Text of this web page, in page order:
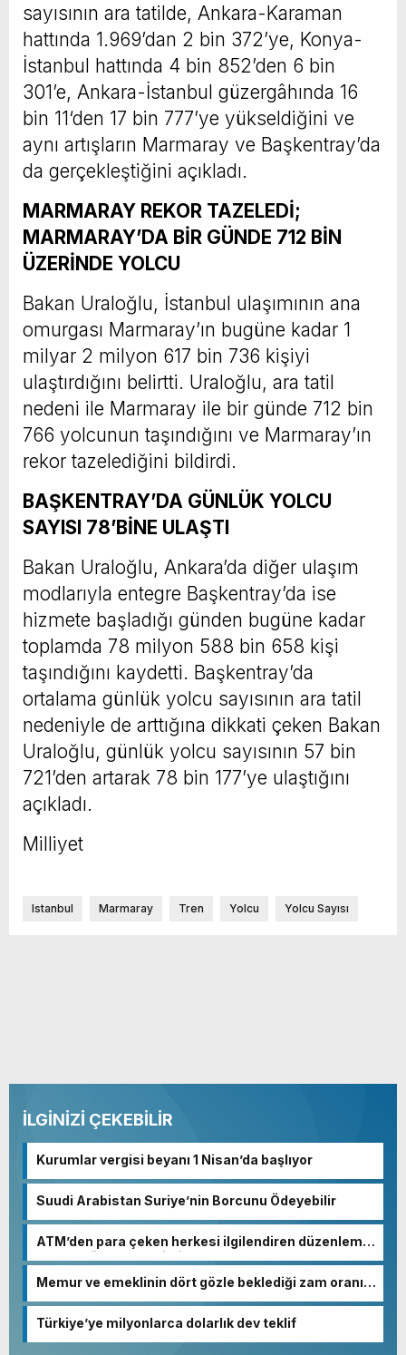
sayısının ara tatilde, Ankara-Karaman
hattında 1.969’dan 2 bin 372’ye, Konya-
İstanbul hattında 4 bin 852’den 6 bin
301’e, Ankara-İstanbul güzergâhında 16
bin 11‘den 17 bin 777’ye yükseldiğini ve
aynı artışların Marmaray ve Başkentray’da
da gerçekleştiğini açıkladı.
MARMARAY REKOR TAZELEDİ;
MARMARAY’DA BİR GÜNDE 712 BİN
ÜZERİNDE YOLCU
Bakan Uraloğlu, İstanbul ulaşımının ana
omurgası Marmaray’ın bugüne kadar 1
milyar 2 milyon 617 bin 736 kişiyi
ulaştırdığını belirtti. Uraloğlu, ara tatil
nedeni ile Marmaray ile bir günde 712 bin
766 yolcunun taşındığını ve Marmaray’ın
rekor tazelediğini bildirdi.
BAŞKENTRAY’DA GÜNLÜK YOLCU
SAYISI 78’BİNE ULAŞTI
Bakan Uraloğlu, Ankara’da diğer ulaşım
modlarıyla entegre Başkentray’da ise
hizmete başladığı günden bugüne kadar
toplamda 78 milyon 588 bin 658 kişi
taşındığını kaydetti. Başkentray’da
ortalama günlük yolcu sayısının ara tatil
nedeniyle de arttığına dikkati çeken Bakan
Uraloğlu, günlük yolcu sayısının 57 bin
721’den artarak 78 bin 177’ye ulaştığını
açıkladı.
Milliyet
Istanbul Marmaray Tren Yolcu Yolcu Sayısı
İLGİNİZİ ÇEKEBİLİR
Kurumlar vergisi beyanı 1 Nisan’da başlıyor
Suudi Arabistan Suriye’nin Borcunu Ödeyebilir
ATM’den para çeken herkesi ilgilendiren düzenleme!
Sayılar tümden değişti
Memur ve emeklinin dört gözle beklediği zam oranı
Türkiye’ye milyonlarca dolarlık dev teklif